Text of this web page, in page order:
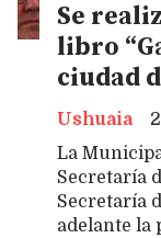
Se
libro
ciudad
Ushuaia
La
Secretaría
Secretaría
adelante la